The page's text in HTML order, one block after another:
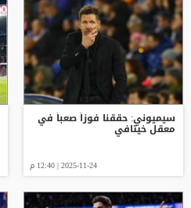
سيميوني: حققنا فوزاً صعباً في
معقل خيتافي
2025-11-24 | 12:40 م